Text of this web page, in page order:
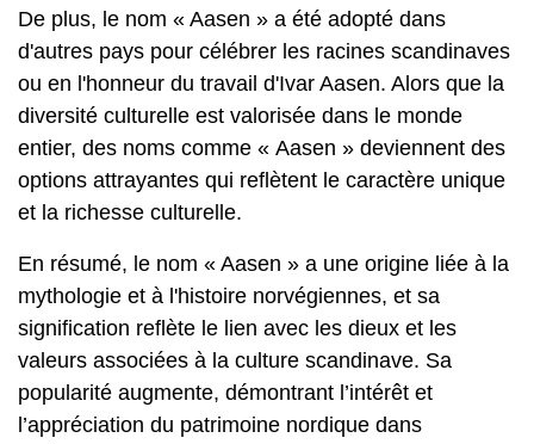
De plus, le nom « Aasen » a été adopté dans
d'autres pays pour célébrer les racines scandinaves
ou en l'honneur du travail d'Ivar Aasen. Alors que la
diversité culturelle est valorisée dans le monde
entier, des noms comme « Aasen » deviennent des
options attrayantes qui reflètent le caractère unique
et la richesse culturelle.
En résumé, le nom « Aasen » a une origine liée à la
mythologie et à l'histoire norvégiennes, et sa
signification reflète le lien avec les dieux et les
valeurs associées à la culture scandinave. Sa
popularité augmente, démontrant l’intérêt et
l’appréciation du patrimoine nordique dans